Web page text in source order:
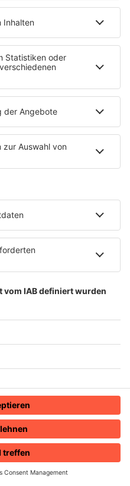
RADIOS MENÜ
Folge 162
Folge 161
INFO
Wants to Rule
Folge 157
Gonna Be (500
Have No Name
Folge 154